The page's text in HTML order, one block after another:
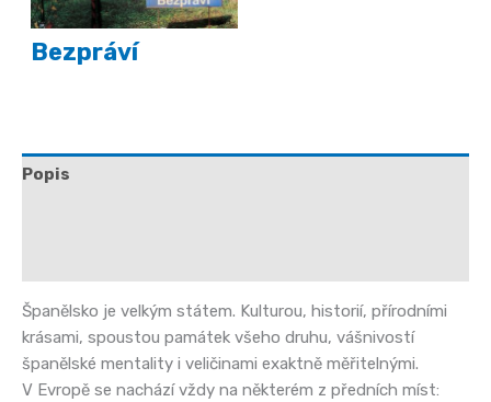
Bezpráví
Popis
Španělsko je velkým státem. Kulturou, historií, přírodními
krásami, spoustou památek všeho druhu, vášnivostí
španělské mentality i veličinami exaktně měřitelnými.
V Evropě se nachází vždy na některém z předních míst: